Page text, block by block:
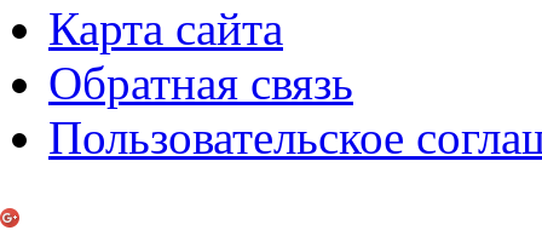
Карта сайта
Обратная связь
Пользовательское